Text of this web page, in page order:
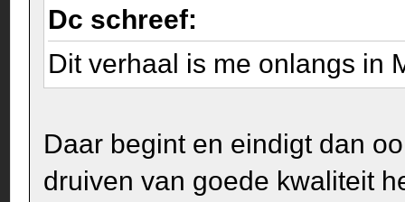
Dc schreef:
Dit verhaal is me onlangs in
Daar begint en eindigt dan
druiven van goede kwaliteit